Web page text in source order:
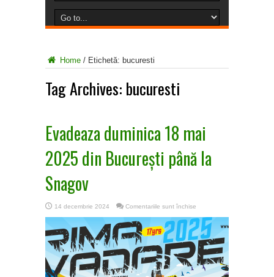
Home / Etichetă: bucuresti
Tag Archives: bucuresti
Evadeaza duminica 18 mai
2025 din București până la
Snagov
14 decembrie 2024 Comentariile sunt închise
duminica
18
mai
2025
din
București
până
la
Snagov